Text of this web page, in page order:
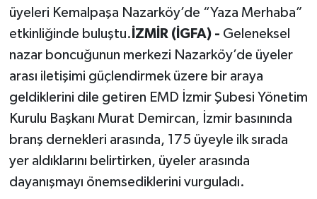
üyeleri Kemalpaşa Nazarköy’de “Yaza Merhaba”
etkinliğinde buluştu. İZMİR (İGFA) - Geleneksel
nazar boncuğunun merkezi Nazarköy’de üyeler
arası iletişimi güçlendirmek üzere bir araya
geldiklerini dile getiren EMD İzmir Şubesi Yönetim
Kurulu Başkanı Murat Demircan, İzmir basınında
branş dernekleri arasında, 175 üyeyle ilk sırada
yer aldıklarını belirtirken, üyeler arasında
dayanışmayı önemsediklerini vurguladı.
ÖZEL HABER
POLİTİKA
SAĞLIK
SİYASET
SPOR
TEKNOLOJİ